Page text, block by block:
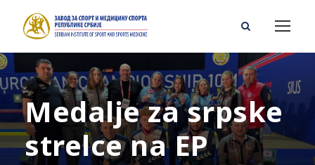
Medalje za srpske
strelce na EP